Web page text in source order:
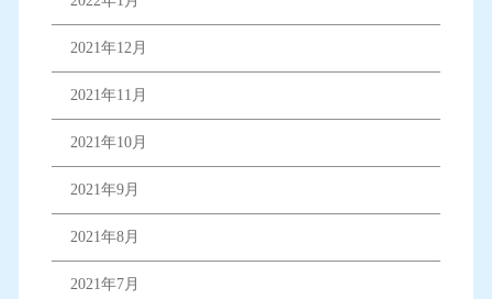
2021年12月
2021年11月
2021年10月
2021年9月
2021年8月
2021年7月